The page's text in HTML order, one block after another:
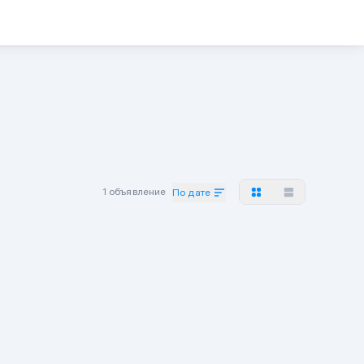
1 объявление По дате